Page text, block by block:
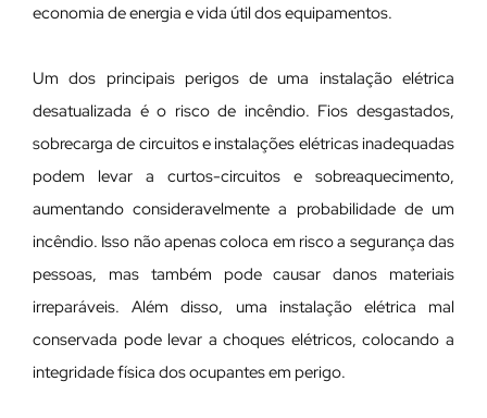
economia de energia e vida útil dos equipamentos.
Um dos principais perigos de uma instalação elétrica
desatualizada é o risco de incêndio. Fios desgastados,
sobrecarga de circuitos e instalações elétricas inadequadas
podem levar a curtos-circuitos e sobreaquecimento,
aumentando consideravelmente a probabilidade de um
incêndio. Isso não apenas coloca em risco a segurança das
pessoas, mas também pode causar danos materiais
irreparáveis. Além disso, uma instalação elétrica mal
conservada pode levar a choques elétricos, colocando a
integridade física dos ocupantes em perigo.